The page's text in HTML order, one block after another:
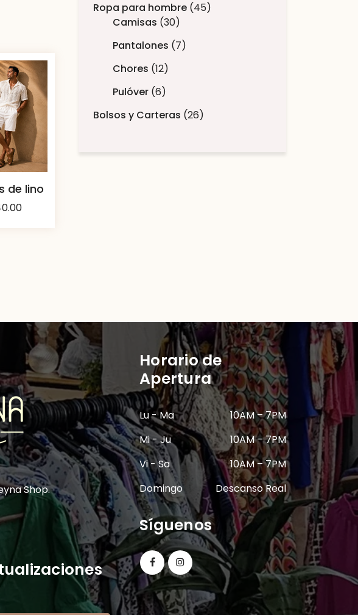
de lino
Ropa para hombre 45
Camisas 30
Pantalones 7
Chores 12
Pulóver 6
Bolsos y Carteras 26
Shop.
Horario de
Apertura
Lu - Ma
10AM – 7PM
Mi - Ju
10AM – 7PM
Vi - Sa
10AM – 7PM
Domingo
Descanso Real
Síguenos